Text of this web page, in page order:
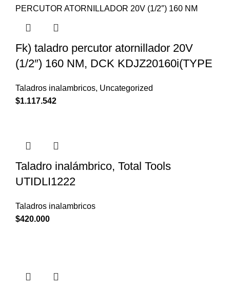
Fk) taladro percutor atornillador 20V
(1/2″) 160 NM, DCK KDJZ20160i(TYPE
Taladros inalambricos, Uncategorized
$1.117.542
Taladro inalámbrico, Total Tools
UTIDLI1222
Taladros inalambricos
$420.000